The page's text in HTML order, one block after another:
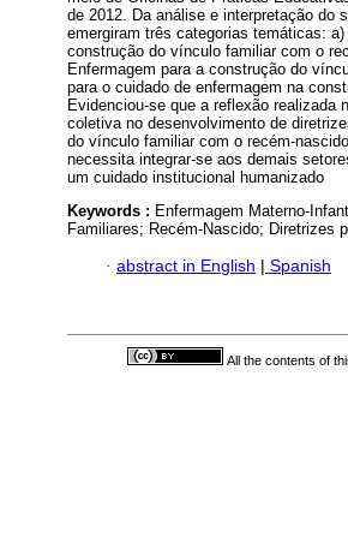
de 2012. Da análise e interpretação do
emergiram três categorias temáticas:
construção do vínculo familiar com o
Enfermagem para a construção do
para o cuidado de enfermagem na
Evidenciou-se que a reflexão
coletiva no desenvolvimento de
do vínculo familiar com o recém-
necessita integrar-se aos demais
um cuidado institucional humanizado
Keywords : Enfermagem Materno-
Familiares; Recém-Nascido; Diretrizes
· abstract in English | Spanish
All the contents of